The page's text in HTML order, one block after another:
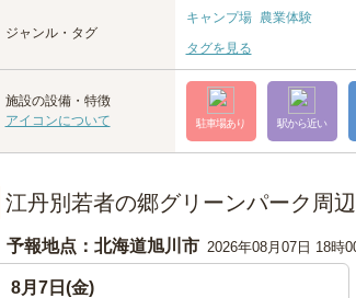
ジャンル・タグ
キャンプ場
農業体験
タグを見る
施設の設備・特徴
アイコンについて
駐車場あり 駅から近い
江丹別若者の郷グリーンパーク周
予報地点：北海道旭川市 2026年08月07日 18時
8月7日(金)